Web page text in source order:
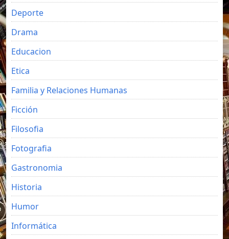
Deporte
Drama
Educacion
Etica
Familia y Relaciones Humanas
Ficción
Filosofia
Fotografia
Gastronomia
Historia
Humor
Informática